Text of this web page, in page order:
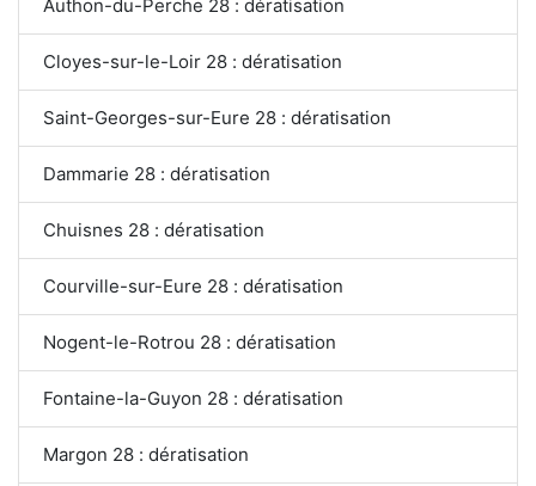
Authon-du-Perche 28 : dératisation
Cloyes-sur-le-Loir 28 : dératisation
Saint-Georges-sur-Eure 28 : dératisation
Dammarie 28 : dératisation
Chuisnes 28 : dératisation
Courville-sur-Eure 28 : dératisation
Nogent-le-Rotrou 28 : dératisation
Fontaine-la-Guyon 28 : dératisation
Margon 28 : dératisation